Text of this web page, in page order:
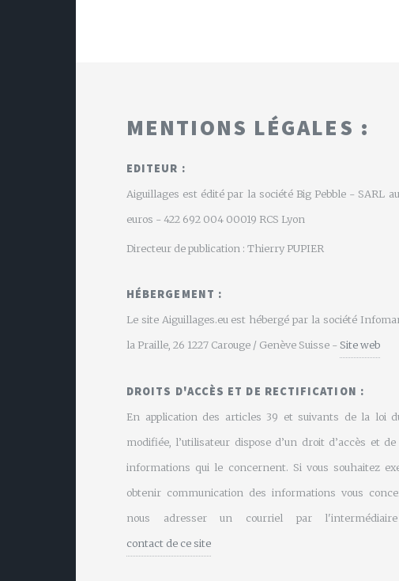
MENTIONS LÉGALES :
EDITEUR :
Aiguillages est édité par la société Big Pebble - SARL
euros - 422 692 004 00019 RCS Lyon
Directeur de publication : Thierry PUPIER
HÉBERGEMENT :
Le site Aiguillages.eu est hébergé par la société
la Praille, 26 1227 Carouge / Genève Suisse -Site web
DROITS D'ACCÈS ET DE RECTIFICATION :
En application des articles 39 et suivants de la loi
modifiée, l’utilisateur dispose d’un droit d’accès et
informations qui le concernent. Si vous souhaitez
obtenir communication des informations vous
nous adresser un courriel par
contact de ce site